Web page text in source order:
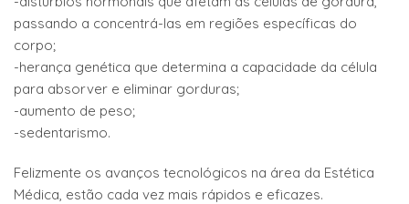
passando a concentrá-las em regiões específicas do
corpo;
-herança genética que determina a capacidade da célula
para absorver e eliminar gorduras;
-aumento de peso;
-sedentarismo.
Felizmente os avanços tecnológicos na área da Estética
Médica, estão cada vez mais rápidos e eficazes.